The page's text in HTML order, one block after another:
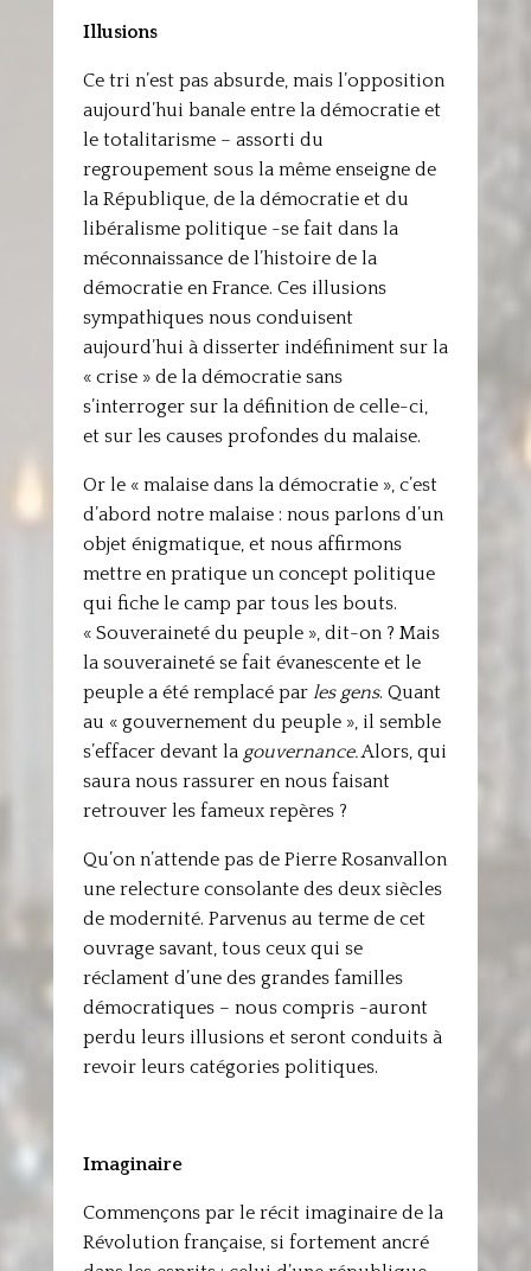
Illusions
Ce tri n’est pas absurde, mais l’opposition
aujourd’hui banale entre la démocratie et
le totalitarisme – assorti du
regroupement sous la même enseigne de
la République, de la démocratie et du
libéralisme politique -se fait dans la
méconnaissance de l’histoire de la
démocratie en France. Ces illusions
sympathiques nous conduisent
aujourd’hui à disserter indéfiniment sur la
« crise » de la démocratie sans
s’interroger sur la définition de celle-ci,
et sur les causes profondes du malaise.
Or le « malaise dans la démocratie », c’est
d’abord notre malaise : nous parlons d’un
objet énigmatique, et nous affirmons
mettre en pratique un concept politique
qui fiche le camp par tous les bouts.
« Souveraineté du peuple », dit-on ? Mais
la souveraineté se fait évanescente et le
peuple a été remplacé par les gens. Quant
au « gouvernement du peuple », il semble
s’effacer devant la gouvernance.Alors, qui
saura nous rassurer en nous faisant
retrouver les fameux repères ?
Qu’on n’attende pas de Pierre Rosanvallon
une relecture consolante des deux siècles
de modernité. Parvenus au terme de cet
ouvrage savant, tous ceux qui se
réclament d’une des grandes familles
démocratiques – nous compris -auront
perdu leurs illusions et seront conduits à
revoir leurs catégories politiques.
Imaginaire
Commençons par le récit imaginaire de la
Révolution française, si fortement ancré